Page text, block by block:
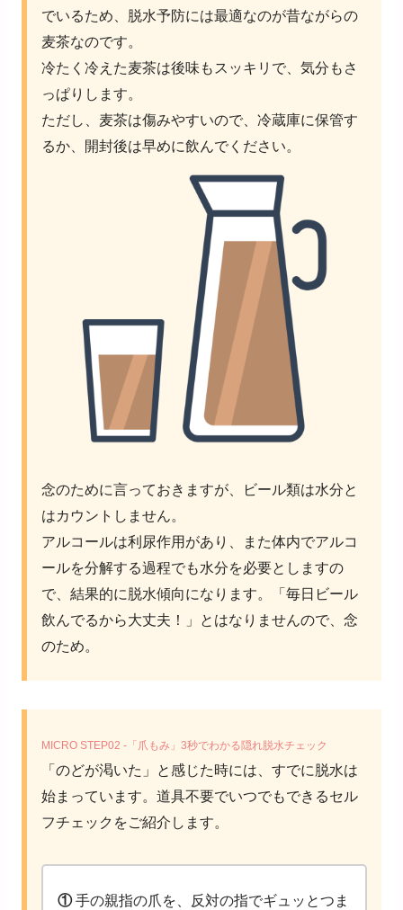
でいるため、脱水予防には最適なのが昔ながらの
麦茶なのです。
冷たく冷えた麦茶は後味もスッキリで、気分もさ
っぱりします。
ただし、麦茶は傷みやすいので、冷蔵庫に保管す
るか、開封後は早めに飲んでください。
念のために言っておきますが、ビール類は水分と
はカウントしません。
アルコールは利尿作用があり、また体内でアルコ
ールを分解する過程でも水分を必要としますの
で、結果的に脱水傾向になります。「毎日ビール
飲んでるから大丈夫！」とはなりませんので、念
のため。
MICRO STEP02 -「爪もみ」3秒でわかる隠れ脱水チェック
「のどが渇いた」と感じた時には、すでに脱水は
始まっています。道具不要でいつでもできるセル
フチェックをご紹介します。
① 手の親指の爪を、反対の指でギュッとつま